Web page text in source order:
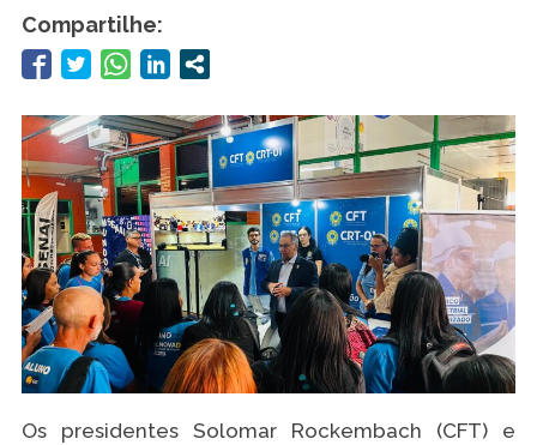
Compartilhe:
Os presidentes Solomar Rockembach (CFT) e